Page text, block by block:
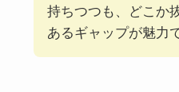
持ちつつも、どこか
あるギャップが魅力